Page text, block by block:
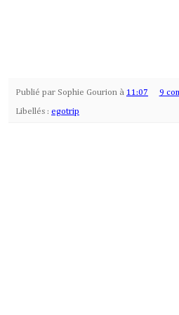
Publié par Sophie Gourion à 11:07 9
Libellés : egotrip